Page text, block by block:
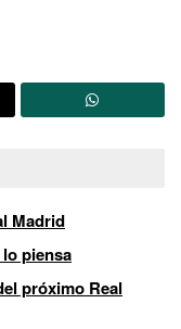
Madrid
piensa
próximo Real